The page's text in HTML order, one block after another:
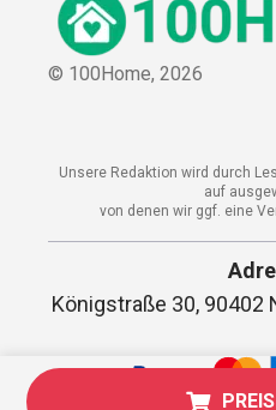
© 100Home, 2026
Unsere Redaktion wird durch
auf
von denen wir ggf. eine
Königstraße 30, 90402